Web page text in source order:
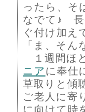
ったら、そ
なでて♪ 長
ぐ付け加え
「ま、そ
１週間ほ
ニア に奉仕
草取りと傾
ご老人に寄
に向けて時